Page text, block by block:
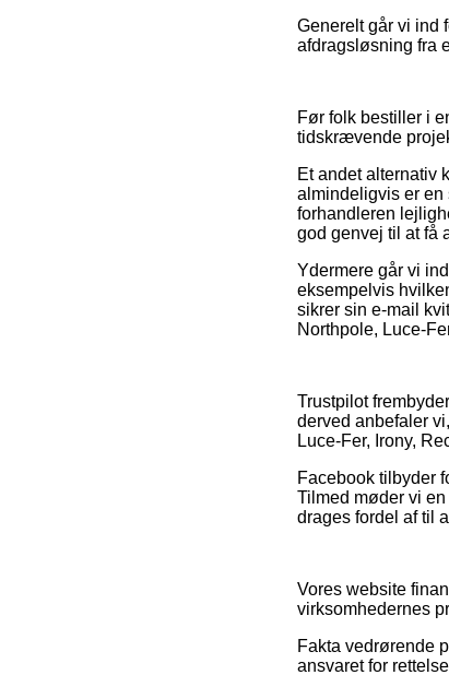
Generelt går vi ind
afdragsløsning fra
Før folk bestiller i
tidskrævende
Et andet alternativ
almindeligvis er en
forhandleren
god genvej til at få
Ydermere går vi
eksempelvis
sikrer sin e-mail
Northpole, Luce-
Trustpilot
derved anbefaler
Luce-Fer, Irony,
Facebook tilbyder
Tilmed møder vi
drages fordel af til
Vores website
virksomhedernes
Fakta vedrørende
ansvaret for